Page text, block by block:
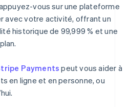
vous sur une plateforme
avec votre activité, offrant un
historique de 99,999 % et une
Payments peut vous aider à
en ligne et en personne, ou